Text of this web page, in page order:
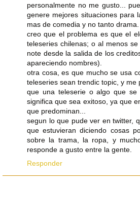
personalmente no me gusto...
genere mejores situaciones
mas de comedia y no tanto drama.
creo que el problema es que el
teleseries chilenas; o al menos
note desde la salida de los
apareciendo nombres).
otra cosa, es que mucho se usa
teleseries sean trendic topic, y me
que una teleserie o algo que
significa que sea exitoso, ya que
que predominan...
segun lo que pude ver en twitter,
que estuvieran diciendo cosas
sobre la trama, la ropa, y
responde a gusto entre la gente.
Responder